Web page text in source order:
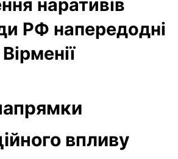
наративів
РФ напередодні
впливу